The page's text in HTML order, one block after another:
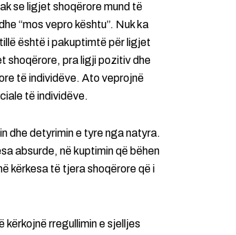
se ligjet shoqërore mund të
“mos vepro kështu”. Nuk ka
është i pakuptimtë për ligjet
shoqërore, pra ligji pozitiv dhe
të individëve. Ato veprojnë
të individëve.
dhe detyrimin e tyre nga natyra.
absurde, në kuptimin që bëhen
kërkesa të tjera shoqërore që i
kërkojnë rregullimin e sjelljes